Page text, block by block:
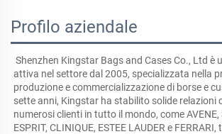
Profilo aziendale
Shenzhen Kingstar Bags and Cases Co., Ltd è
attiva nel settore dal 2005, specializzata nella
produzione e commercializzazione di borse e
sette anni, Kingstar ha stabilito solide relazioni
numerosi clienti in tutto il mondo, come AVENE,
ESPRIT, CLINIQUE, ESTEE LAUDER e